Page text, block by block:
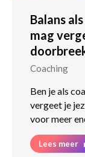
Balans
mag
Coaching
Ben je als
vergeet je
voor meer
Lees meer